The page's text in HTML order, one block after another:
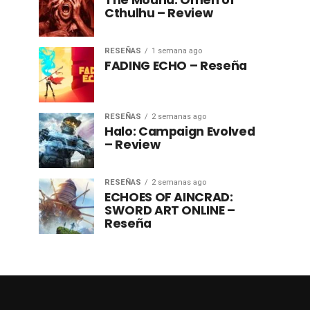
Cthulhu – Review
RESEÑAS 1 semana ago
FADING ECHO – Reseña
RESEÑAS 2 semanas ago
Halo: Campaign Evolved
– Review
RESEÑAS 2 semanas ago
ECHOES OF AINCRAD:
SWORD ART ONLINE –
Reseña